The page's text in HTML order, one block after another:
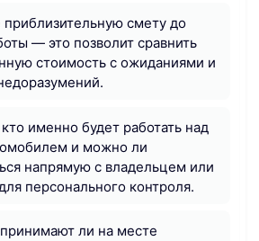
приблизительную смету до
— это позволит сравнить
стоимость с ожиданиями и
именно будет работать над
и можно ли
напрямую с владельцем или
персонального контроля.
ли на месте